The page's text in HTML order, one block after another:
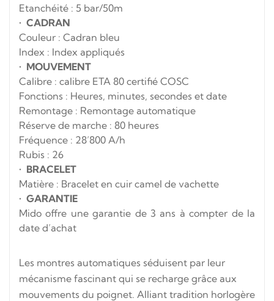
Etanchéité : 5 bar/50m
• CADRAN
Couleur : Cadran bleu
Index : Index appliqués
• MOUVEMENT
Calibre : calibre ETA 80 certifié COSC
Fonctions : Heures, minutes, secondes et date
Remontage : Remontage automatique
Réserve de marche : 80 heures
Fréquence : 28’800 A/h
Rubis : 26
• BRACELET
Matière : Bracelet en cuir camel de vachette
• GARANTIE
Mido offre une garantie de 3 ans à compter de la
date d’achat
Les montres automatiques séduisent par leur
mécanisme fascinant qui se recharge grâce aux
mouvements du poignet. Alliant tradition horlogère